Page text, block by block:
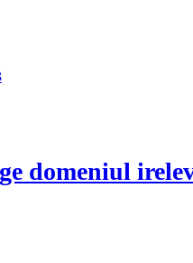
domeniul